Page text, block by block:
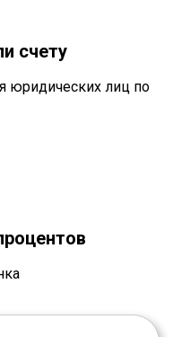
счету
юридических лиц по